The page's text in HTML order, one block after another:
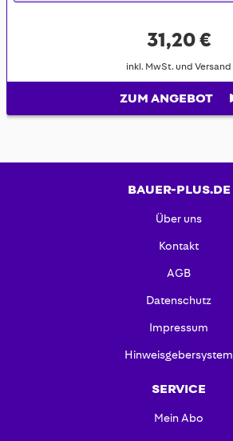
31,20 €
inkl. MwSt. und Versand
ZUM ANGEBOT
BAUER-PLUS.DE
Über uns
Kontakt
AGB
Datenschutz
Impressum
Hinweisgebersystem
SERVICE
Mein Abo